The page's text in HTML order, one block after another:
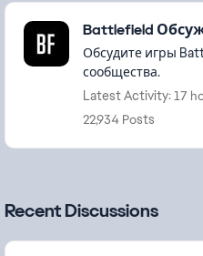
Featured Places
Battlefield
Обсудите игры
сообщества.
Latest Activity: 17
22,934 Posts
Recent Discussions